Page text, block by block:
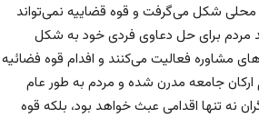
شکل می‌گرفت و قوه قضاییه نمی‌تواند
مردم برای حل دعاوی فردی خود به شکل
مشاوره فعالیت می‌کنند و افدام قوه فضائیه
جامعه مدرن شده و مردم به طور عام
نه تنها اقدامی عبث خواهد بود، بلکه قوه